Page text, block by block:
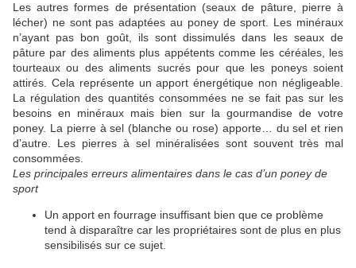
Les autres formes de présentation (seaux de pâture, pierre à
lécher) ne sont pas adaptées au poney de sport. Les minéraux
n’ayant pas bon goût, ils sont dissimulés dans les seaux de
pâture par des aliments plus appétents comme les céréales, les
tourteaux ou des aliments sucrés pour que les poneys soient
attirés. Cela représente un apport énergétique non négligeable.
La régulation des quantités consommées ne se fait pas sur les
besoins en minéraux mais bien sur la gourmandise de votre
poney. La pierre à sel (blanche ou rose) apporte… du sel et rien
d’autre. Les pierres à sel minéralisées sont souvent très mal
consommées.
Les principales erreurs alimentaires dans le cas d’un poney de
sport
Un apport en fourrage insuffisant bien que ce problème
tend à disparaître car les propriétaires sont de plus en plus
sensibilisés sur ce sujet.